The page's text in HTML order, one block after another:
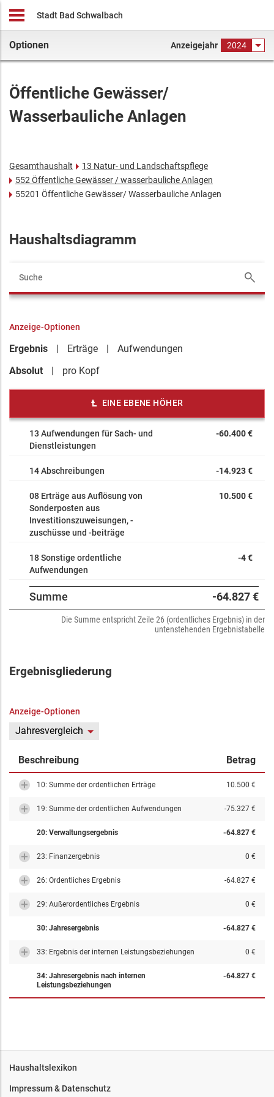
Stadt Bad Schwalbach
Optionen Anzeigejahr 2024
Öffentliche Gewässer/
Wasserbauliche Anlagen
Gesamthaushalt
13 Natur- und Landschaftspflege
552 Öffentliche Gewässer / wasserbauliche Anlagen
55201 Öffentliche Gewässer/ Wasserbauliche Anlagen
Haushaltsdiagramm
Anzeige-Optionen
Ergebnis Erträge
Aufwendungen
Absolut
pro Kopf
EINE EBENE HÖHER
13 Aufwendungen für Sach- und
Dienstleistungen
-60.400 €
14 Abschreibungen -14.923 €
08 Erträge aus Auflösung von
Sonderposten aus
Investitionszuweisungen, -
zuschüsse und -beiträge
10.500 €
18 Sonstige ordentliche
Aufwendungen
-4 €
Summe -64.827 €
Die Summe entspricht Zeile 26 (ordentliches Ergebnis) in der
untenstehenden Ergebnistabelle
Ergebnisgliederung
Anzeige-Optionen
Jahresvergleich
Beschreibung Betrag
10: Summe der ordentlichen Erträge 10.500 €
19: Summe der ordentlichen Aufwendungen -75.327 €
20: Verwaltungsergebnis -64.827 €
23: Finanzergebnis 0 €
26: Ordentliches Ergebnis -64.827 €
29: Außerordentliches Ergebnis 0 €
30: Jahresergebnis -64.827 €
33: Ergebnis der internen Leistungsbeziehungen 0 €
34: Jahresergebnis nach internen
Leistungsbeziehungen
-64.827 €
Haushaltslexikon
Impressum & Datenschutz